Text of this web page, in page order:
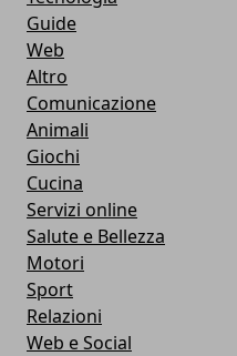
Guide
Web
Altro
Comunicazione
Animali
Giochi
Cucina
Servizi online
Salute e Bellezza
Motori
Sport
Relazioni
Web e Social